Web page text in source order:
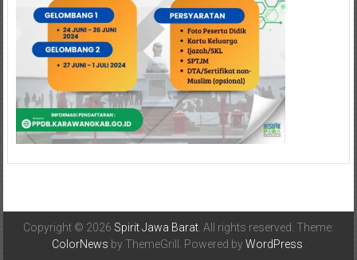
Copyright © 2026 Spirit Jawa Barat . All rights reserved. Theme:
ColorNews by ThemeGrill. Powered byWordPress